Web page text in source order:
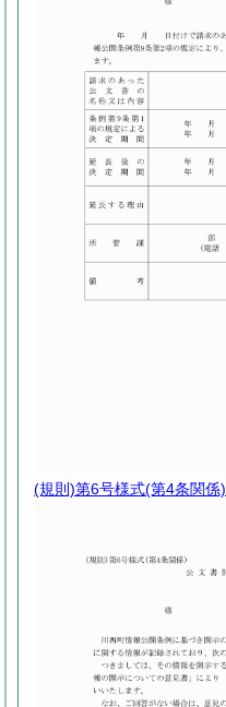
(規則)第6号様式(第4条関係)